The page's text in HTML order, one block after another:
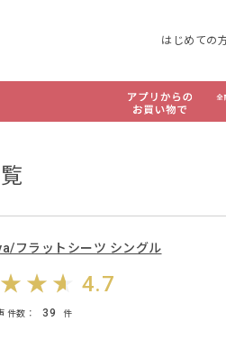
はじめての
フラットシーツ シングル
4.7
件数： 39 件